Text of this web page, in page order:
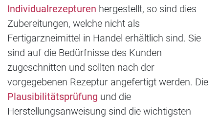
Individualrezepturen hergestellt, so sind dies
Zubereitungen, welche nicht als
Fertigarzneimittel in Handel erhältlich sind. Sie
sind auf die Bedürfnisse des Kunden
zugeschnitten und sollten nach der
vorgegebenen Rezeptur angefertigt werden. Die
Plausibilitätsprüfung und die
Herstellungsanweisung sind die wichtigsten